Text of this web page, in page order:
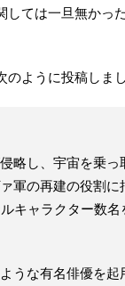
しては一旦無かっ
のように投稿しまし
略し、宇宙を乗っ
軍の再建の役割に
キャラクター数名
うな有名俳優を起